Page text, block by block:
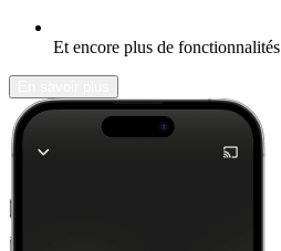
Et encore plus de fonctionnalités